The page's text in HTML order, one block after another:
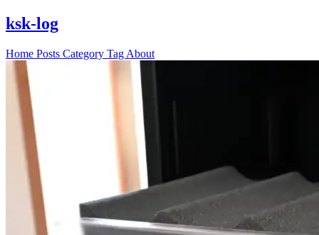
ksk-log
Home Posts Category Tag About